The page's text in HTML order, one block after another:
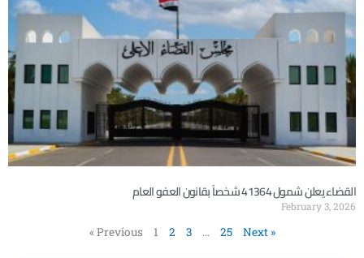
القضاء يعلن شمول 41364 شخصاً بقانون العفو العام
February 3, 2026
« Previous 1 2 3 … 25 Next »